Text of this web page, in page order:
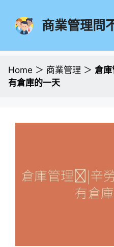
商業管理問
Home ＞ 商業管理 ＞ 倉庫
有倉庫的一天